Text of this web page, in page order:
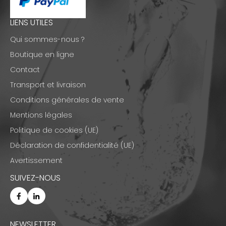
LIENS UTILES
Qui sommes-nous ?
Boutique en ligne
Contact
Transport et livraison
Conditions générales de vente
Mentions légales
Politique de cookies (UE)
Déclaration de confidentialité (UE)
Avertissement
SUIVEZ-NOUS